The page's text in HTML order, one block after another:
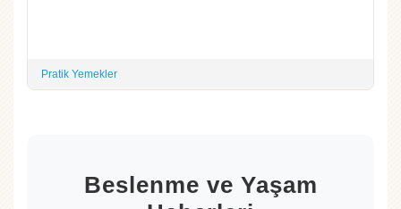
Pratik Yemekler
Beslenme ve Yaşam